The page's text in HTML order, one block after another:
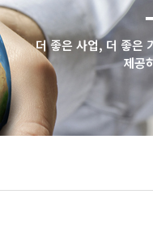
더 좋은 사업, 더 좋은
제공